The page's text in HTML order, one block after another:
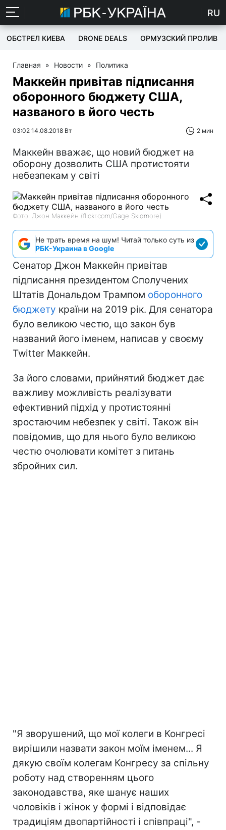
RU
ОБСТРЕЛ КИЕВА DRONE DEALS ОРМУЗСКИЙ ПРОЛИВ
Главная » Новости » Политика
Маккейн привітав підписання
оборонного бюджету США,
названого в його честь
03:02 14.08.2018 Вт 2 мин
Маккейн вважає, що новий бюджет на
оборону дозволить США протистояти
небезпекам у світі
Фото: Джон Маккейн (flickr.com/Gage Skidmore)
Не трать время на шум! Читай только суть из
РБК-Украина в Google
Сенатор Джон Маккейн привітав
підписання президентом Сполучених
Штатів Дональдом Трампом оборонного
бюджету країни на 2019 рік. Для сенатора
було великою честю, що закон був
названий його іменем, написав у своєму
Twitter Маккейн.
За його словами, прийнятий бюджет дає
важливу можливість реалізувати
ефективний підхід у протистоянні
зростаючим небезпек у світі. Також він
повідомив, що для нього було великою
честю очолювати комітет з питань
збройних сил.
"Я зворушений, що мої колеги в Конгресі
вирішили назвати закон моїм іменем... Я
дякую своїм колегам Конгресу за спільну
роботу над створенням цього
законодавства, яке шанує наших
чоловіків і жінок у формі і відповідає
традиціям двопартійності і співпраці", -